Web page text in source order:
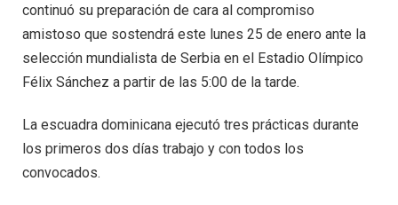
continuó su preparación de cara al compromiso
amistoso que sostendrá este lunes 25 de enero ante la
selección mundialista de Serbia en el Estadio Olímpico
Félix Sánchez a partir de las 5:00 de la tarde.
La escuadra dominicana ejecutó tres prácticas durante
los primeros dos días trabajo y con todos los
convocados.